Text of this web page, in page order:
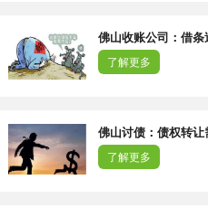
佛山收账公司：借
了解更多
佛山讨债：债权转
了解更多